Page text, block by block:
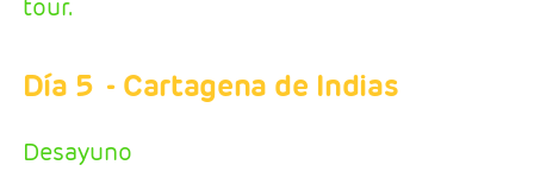
tour.
Día 5 - Cartagena de Indias
Desayuno